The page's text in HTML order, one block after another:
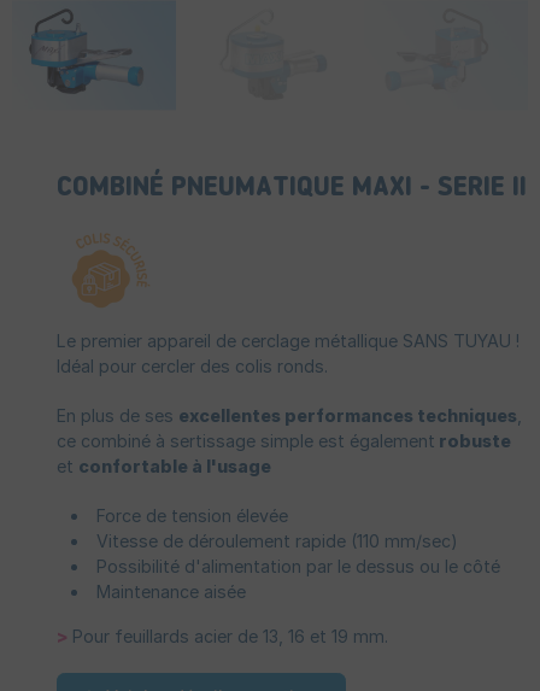
COMBINÉ PNEUMATIQUE MAXI - SERIE II
Le premier appareil de cerclage métallique SANS TUYAU !
Idéal pour cercler des colis ronds.
En plus de ses excellentes performances techniques
ce combiné à sertissage simple est également robuste
et confortable à l'usage
Force de tension élevée
Vitesse de déroulement rapide (110 mm/sec)
Possibilité d'alimentation par le dessus ou le côté
Maintenance aisée
> Pour feuillards acier de 13, 16 et 19 mm.